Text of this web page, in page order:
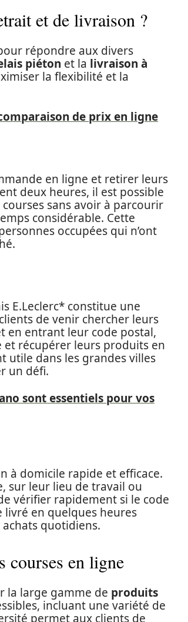
et de livraison ?
répondre aux divers
piéton et la livraison à
la flexibilité et la
de prix en ligne
en ligne et retirer leurs
deux heures, il est possible
sans avoir à parcourir
considérable. Cette
occupées qui n’ont
E.Leclerc* constitue une
de venir chercher leurs
en entrant leur code postal,
et récupérer leurs produits en
utile dans les grandes villes
un défi.
sont essentiels pour vos
à domicile rapide et efficace.
sur leur lieu de travail ou
vérifier rapidement si le code
livré en quelques heures
quotidiens.
courses en ligne
la large gamme de produits
incluant une variété de
permet aux clients de